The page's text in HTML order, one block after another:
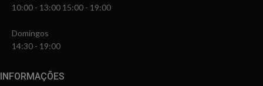
10:00 - 13:00 15:00 - 19:00
Domingos
14:30 - 19:00
INFORMAÇÕES